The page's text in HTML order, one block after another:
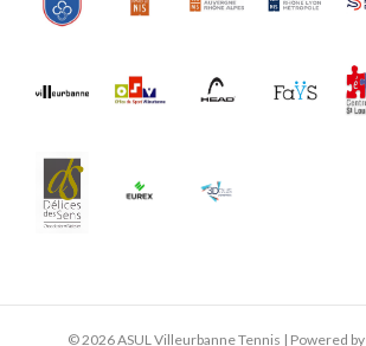
© 2026 ASUL Villeurbanne Tennis | Powered by